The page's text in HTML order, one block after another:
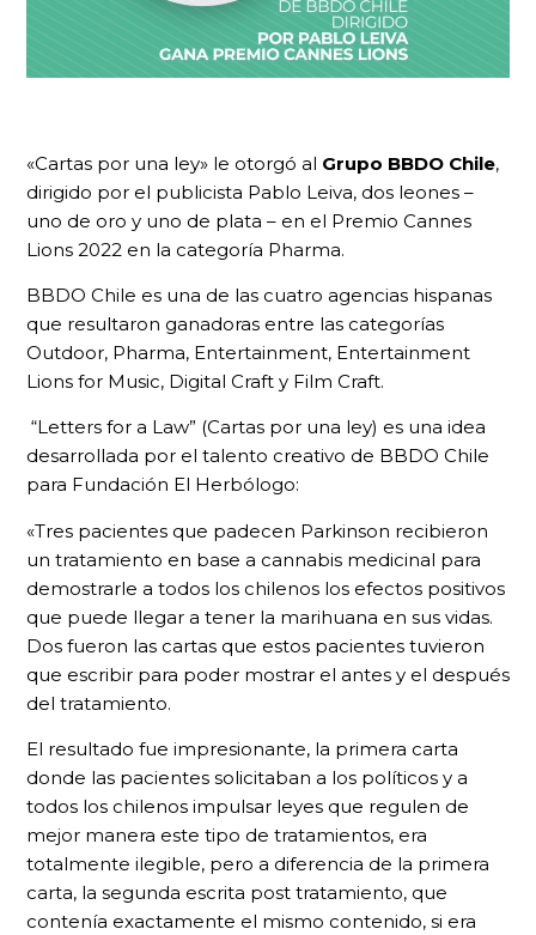
«Cartas por una ley» le otorgó al Grupo BBDO Chile,
dirigido por el publicista Pablo Leiva, dos leones –
uno de oro y uno de plata – en el Premio Cannes
Lions 2022 en la categoría Pharma.
BBDO Chile es una de las cuatro agencias hispanas
que resultaron ganadoras entre las categorías
Outdoor, Pharma, Entertainment, Entertainment
Lions for Music, Digital Craft y Film Craft.
“Letters for a Law” (Cartas por una ley) es una idea
desarrollada por el talento creativo de BBDO Chile
para Fundación El Herbólogo:
«Tres pacientes que padecen Parkinson recibieron
un tratamiento en base a cannabis medicinal para
demostrarle a todos los chilenos los efectos positivos
que puede llegar a tener la marihuana en sus vidas.
Dos fueron las cartas que estos pacientes tuvieron
que escribir para poder mostrar el antes y el después
del tratamiento.
El resultado fue impresionante, la primera carta
donde las pacientes solicitaban a los políticos y a
todos los chilenos impulsar leyes que regulen de
mejor manera este tipo de tratamientos, era
totalmente ilegible, pero a diferencia de la primera
carta, la segunda escrita post tratamiento, que
contenía exactamente el mismo contenido, si era